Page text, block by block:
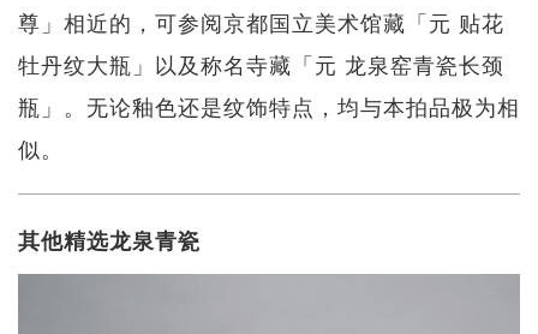
尊」相近的，可参阅京都国立美术馆藏「元 贴花
牡丹纹大瓶」以及称名寺藏「元 龙泉窑青瓷长颈
瓶」。无论釉色还是纹饰特点，均与本拍品极为相
似。
其他精选龙泉青瓷